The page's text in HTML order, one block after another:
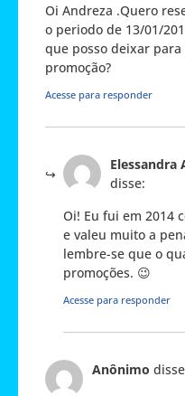
Oi Andreza .Quero
o periodo de 13/01/
que posso deixar
promoção?
Acesse para responder
Elessandra
disse:
Oi! Eu fui em 2014
e valeu muito a
lembre-se que o
promoções. 😉
Acesse para responder
Anônimo